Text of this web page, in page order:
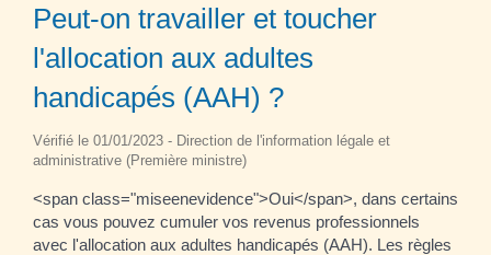
Peut-on travailler et toucher
l'allocation aux adultes
handicapés (AAH) ?
Vérifié le 01/01/2023 - Direction de l'information légale et
administrative (Première ministre)
<span class="miseenevidence">Oui</span>, dans certains
cas vous pouvez cumuler vos revenus professionnels
avec l'allocation aux adultes handicapés (AAH). Les règles